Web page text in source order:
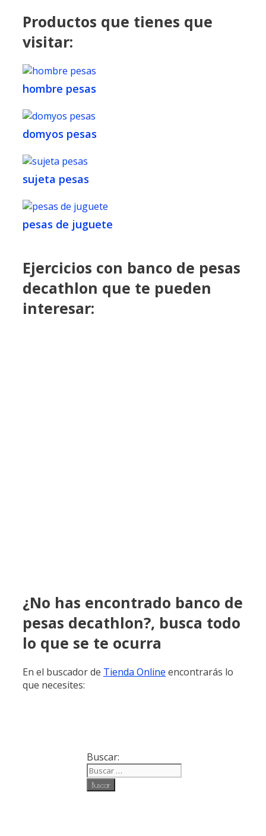
Productos que tienes que
visitar:
hombre pesas
domyos pesas
sujeta pesas
pesas de juguete
Ejercicios con banco de pesas
decathlon que te pueden
interesar:
¿No has encontrado banco de
pesas decathlon?, busca todo
lo que se te ocurra
En el buscador de Tienda Online encontrarás lo
que necesites:
Buscar: